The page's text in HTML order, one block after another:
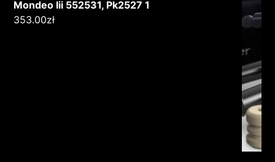
Mondeo Iii 552531, Pk2527 1
353.00zł